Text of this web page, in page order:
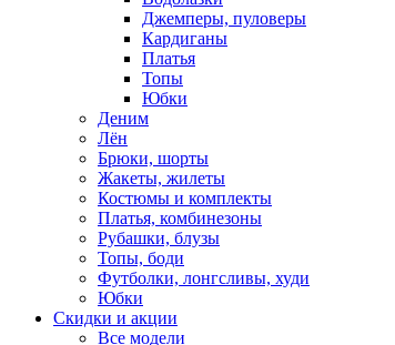
Джемперы, пуловеры
Кардиганы
Платья
Топы
Юбки
Деним
Лён
Брюки, шорты
Жакеты, жилеты
Костюмы и комплекты
Платья, комбинезоны
Рубашки, блузы
Топы, боди
Футболки, лонгсливы, худи
Юбки
Скидки и акции
Все модели